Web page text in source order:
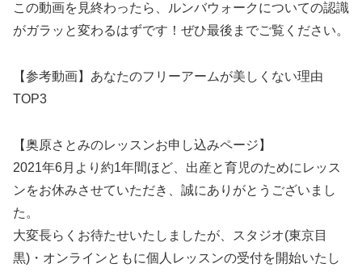
この動画を見終わったら、ルンバウォークについての認識
がガラッと変わるはずです！ぜひ最後までご覧ください。
【参考動画】あなたのフリーアームが美しくない理由
TOP3
【奥原さとみのレッスンお申し込みページ】
2021年6月より約1年間ほど、出産と育児のためにレッス
ンをお休みさせていただき、誠にありがとうございまし
た。
大変長らくお待たせいたしましたが、スタジオ(東京目
黒)・オンラインともに個人レッスンの受付を開始いたし